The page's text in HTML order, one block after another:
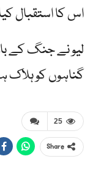
اس کا استقبال
لیو نے جنگ کے
گناہوں کو ہلاک
25
Share